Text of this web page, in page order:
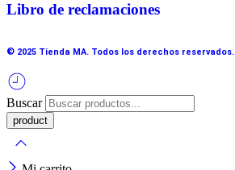
Libro de reclamaciones
© 2025 Tienda MA. Todos los derechos reservados.
Buscar